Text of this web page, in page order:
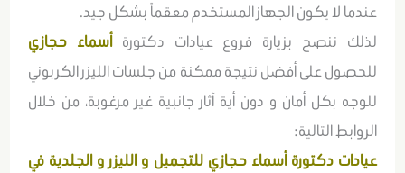
عندما لا يكون الجهاز المستخدم معقماً بشكل جيد.
لذلك ننصح بزيارة فروع عيادات دكتورةأسماء حجازي
للحصول على أفضل نتيجة ممكنة من جلسات الليزر الكربوني
للوجه بكل أمان و دون أية آثار جانبية غير مرغوبة، من خلال
الروابط التالية:
عيادات دكتورة أسماء حجازي للتجميل و الليزر و الجلدية في